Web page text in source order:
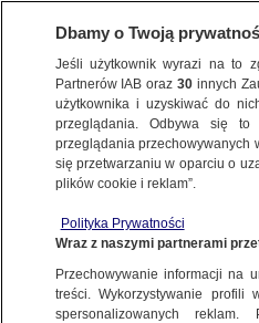
PROGRAMY
31.07.2015, 23:10
Udostępnij
Dbamy o Twoją
Jeśli użytkownik wyrazi na to
Partnerów IAB oraz30 innych
użytkownika i uzyskiwać do
przeglądania. Odbywa się to
przeglądania przechowywanych
się przetwarzaniu w oparciu o
plików cookie i reklam”.
Polityka Prywatności
Wraz z naszymi partnerami
Przechowywanie informacji na
treści. Wykorzystywanie
spersonalizowanych